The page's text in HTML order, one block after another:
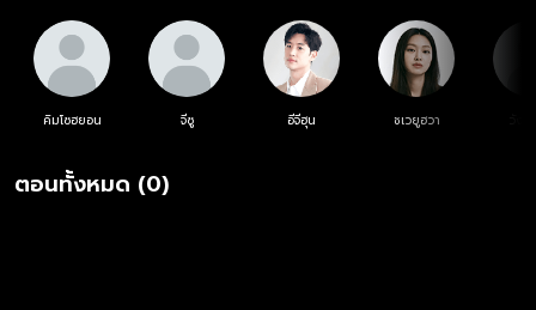
กูรยอ
คิมโซฮยอน จีซู อีจีฮุน ชเวยูฮวา
ตอนทั้งหมด (0)